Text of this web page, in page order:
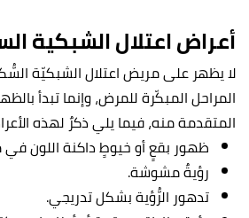
أعراض اعتلال الشبكية
لا يظهر على مريض اعتلال الشبكيّة
المراحل المبكّرة للمرض، وإنما تبدأ
المتقدمة منه، فيما يلي ذكرٌ لهذه
ظهور بقعٍ أو خيوطٍ داكنة اللون في
رؤيةٌ مشوشة.
تدهور الرُّؤية بشكل تدريجي.